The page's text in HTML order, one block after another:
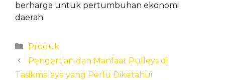
berharga untuk pertumbuhan ekonomi
daerah.
Categories
Produk
Pengertian dan Manfaat Pulleys di
Tasikmalaya yang Perlu Diketahui